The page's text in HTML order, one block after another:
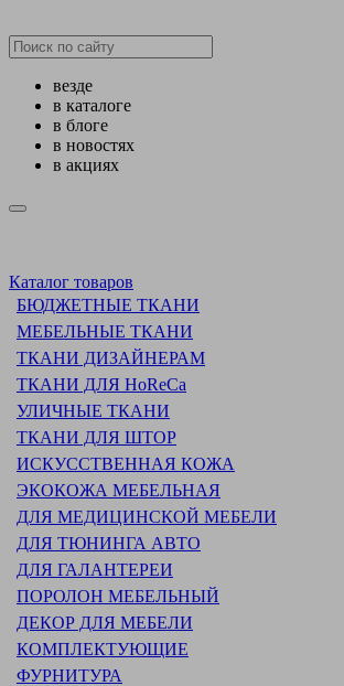
везде
в каталоге
в блоге
в новостях
в акциях
Каталог товаров
БЮДЖЕТНЫЕ ТКАНИ
МЕБЕЛЬНЫЕ ТКАНИ
ТКАНИ ДИЗАЙНЕРАМ
ТКАНИ ДЛЯ HoReCa
УЛИЧНЫЕ ТКАНИ
ТКАНИ ДЛЯ ШТОР
ИСКУССТВЕННАЯ КОЖА
ЭКОКОЖА МЕБЕЛЬНАЯ
ДЛЯ МЕДИЦИНСКОЙ МЕБЕЛИ
ДЛЯ ТЮНИНГА АВТО
ДЛЯ ГАЛАНТЕРЕИ
ПОРОЛОН МЕБЕЛЬНЫЙ
ДЕКОР ДЛЯ МЕБЕЛИ
КОМПЛЕКТУЮЩИЕ
ФУРНИТУРА